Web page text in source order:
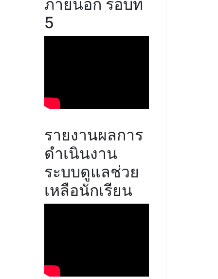
ภายนอก รอบที่
5
รายงานผลการ
ดำเนินงาน
ระบบดูแลช่วย
เหลือนักเรียน